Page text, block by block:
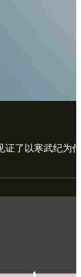
了以寒武纪为